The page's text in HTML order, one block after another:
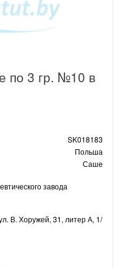
по 3 гр. №10 в
SK018183
Польша
Саше
завода
В. Хоружей, 31, литер А, 1/